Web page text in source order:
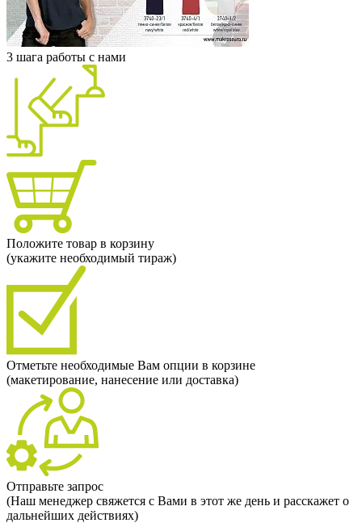
3 шага работы с нами
Положите товар в корзину
(укажите необходимый тираж)
Отметьте необходимые Вам опции в корзине
(макетирование, нанесение или доставка)
Отправьте запрос
(Наш менеджер свяжется с Вами в этот же день и расскажет о
дальнейших действиях)